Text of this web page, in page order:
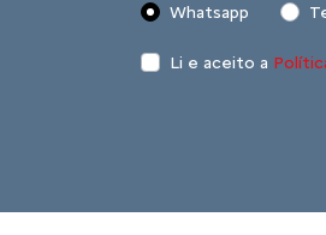
Whatsapp
Li e aceito a